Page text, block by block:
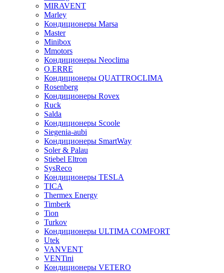
MIRAVENT
Marley
Кондиционеры Marsa
Master
Minibox
Mmotors
Кондиционеры Neoclima
O.ERRE
Кондиционеры QUATTROCLIMA
Rosenberg
Кондиционеры Rovex
Ruck
Salda
Кондиционеры Scoole
Siegenia-aubi
Кондиционеры SmartWay
Soler & Palau
Stiebel Eltron
SysReco
Кондиционеры TESLA
TICA
Thermex Energy
Timberk
Tion
Turkov
Кондиционеры ULTIMA COMFORT
Utek
VANVENT
VENTini
Кондиционеры VETERO